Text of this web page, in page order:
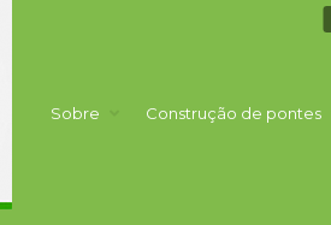
Sobre Construção de pontes